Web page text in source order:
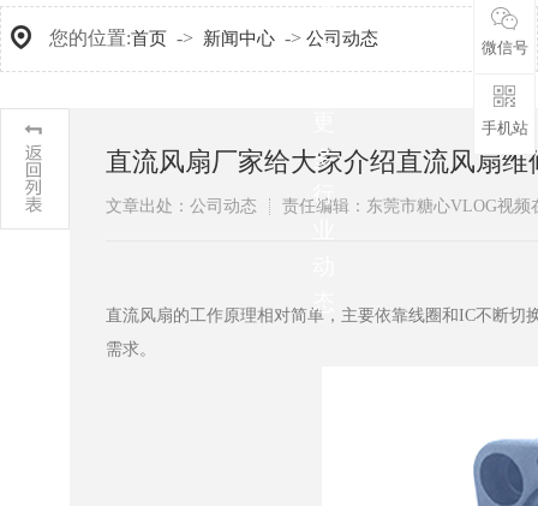
您
了
多
行
态
您的位置:首页 -> 新闻中心 -> 公司动态
直流风扇厂家给大家介绍直流风扇维修
文章出处：公司动态 责任编辑：东莞市糖心VLOG视
直流风扇的工作原理相对简单，主要依靠线圈和IC不断
需求。
微信号
手机站